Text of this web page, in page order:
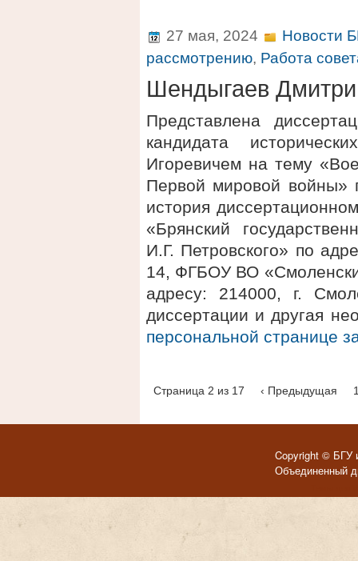
27 мая, 2024
Новости
рассмотрению, Работа
Шендыгаев
Представлена
кандидата
Игоревичем на тему
Первой мировой войны»
история
«Брянский
И.Г. Петровского» по
14, ФГБОУ ВО
адресу: 214000, г.
диссертации и другая
персональной странице
Страница 2 из 17 ‹ Предыдущая
Copyright © БГУ
Объединенный